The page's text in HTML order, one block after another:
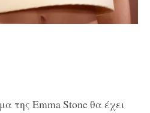
της Emma Stone θα έχει